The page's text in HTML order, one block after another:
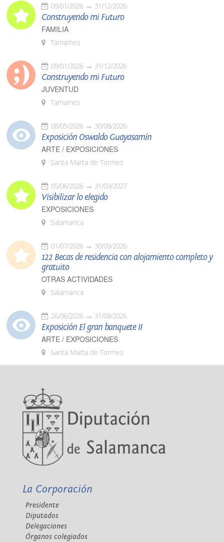
09/01/2026 31/12/2026
Construyendo mi Futuro
FAMILIA
Tamames
09/01/2026 31/12/2026
Construyendo mi Futuro
JUVENTUD
Tamames
08/05/2026 30/08/2026
Exposición Oswaldo Guayasamín
ARTE / EXPOSICIONES
Santa Marta de Tormes
05/06/2026 31/03/2027
Visibilizar lo elegido
EXPOSICIONES
Salamanca
01/07/2026 30/09/2026
122 Becas de residencia con alojamiento completo y
gratuito
OTRAS ACTIVIDADES
Salamanca
26/06/2026 31/08/2026
Exposición El gran banquete II
ARTE / EXPOSICIONES
Santa Marta de Tormes
La Corporación
Presidente
Diputados
Delegaciones
Órganos colegiados